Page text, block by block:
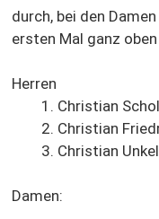
durch, bei den
ersten Mal ganz
Herren
Christian
⁠Christian
⁠Christian Unkel
Damen: